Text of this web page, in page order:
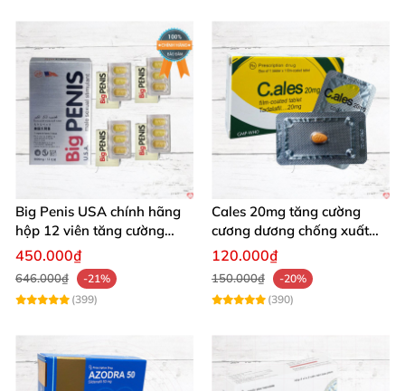
Big Penis USA chính hãng
hộp 12 viên tăng cường
sinh lý kéo dài cương dương
450.000₫
646.000₫
-21%
(399)
Cales 20mg tăng cường
cương dương chống xuất
tinh sớm bền lâu
120.000₫
150.000₫
-20%
(390)